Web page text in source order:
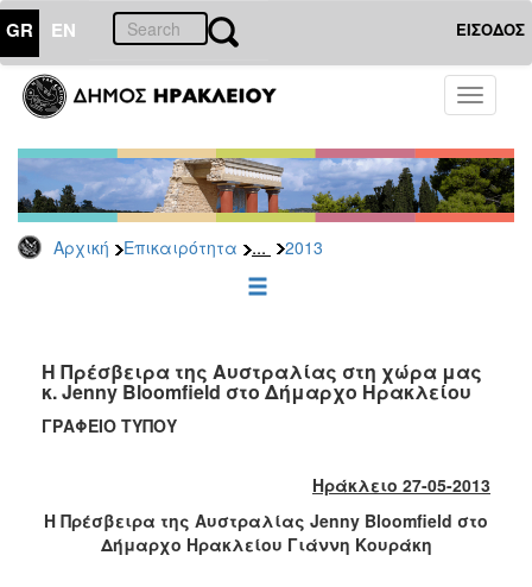
GR EN ΕΙΣΟΔΟΣ
Toggle
Αρχική Επικαιρότητα ... 2013
ΕΠΙΚΑΙΡΟΤΗΤΑ
Τύπου
Αρχείο
2026
2025
2022
2021
2020
2018
2017
Η Πρέσβειρα της Αυστραλίας στη χώρα μας
κ. Jenny Bloomfield στο Δήμαρχο Ηρακλείου
ΓΡΑΦΕΙΟ ΤΥΠΟΥ
Ηράκλειο 27-05-2013
Η Πρέσβειρα της Αυστραλίας Jenny Bloomfield στο
Δήμαρχο Ηρακλείου Γιάννη Κουράκη